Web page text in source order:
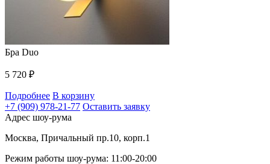
Бра Duo
5 720 ₽
Подробнее В корзину
+7 (909) 978-21-77 Оставить заявку
Адрес шоу-рума
Москва, Причальный пр.10, корп.1
Режим работы шоу-рума: 11:00-20:00